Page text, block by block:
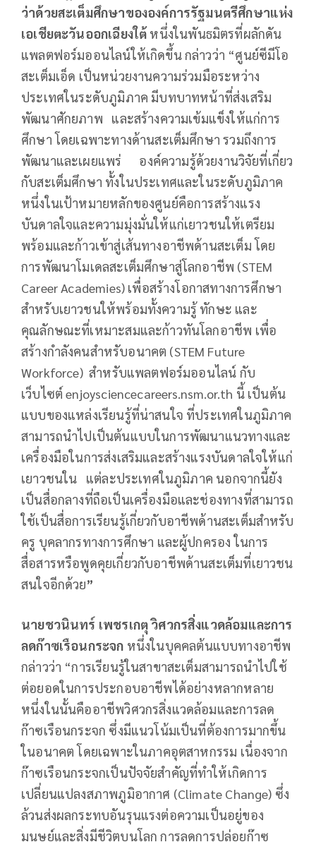
ว่าด้วยสะเต็มศึกษาขององค์การรัฐมนตรีศึกษาแห่ง
เอเชียตะวันออกเฉียงใต้ หนึ่งในพันธมิตรที่ผลักดัน
แพลตฟอร์มออนไลน์ให้เกิดขึ้น กล่าวว่า “ศูนย์ซีมีโอ
สะเต็มเอ็ด เป็นหน่วยงานความร่วมมือระหว่าง
ประเทศในระดับภูมิภาค มีบทบาทหน้าที่ส่งเสริม
พัฒนาศักยภาพ และสร้างความเข้มแข็งให้แก่การ
ศึกษา โดยเฉพาะทางด้านสะเต็มศึกษา รวมถึงการ
พัฒนาและเผยแพร่ องค์ความรู้ด้วยงานวิจัยที่เกี่ยว
กับสะเต็มศึกษา ทั้งในประเทศและในระดับภูมิภาค
หนึ่งในเป้าหมายหลักของศูนย์คือการสร้างแรง
บันดาลใจและความมุ่งมั่นให้แก่เยาวชนให้เตรียม
พร้อมและก้าวเข้าสู่เส้นทางอาชีพด้านสะเต็ม โดย
การพัฒนาโมเดลสะเต็มศึกษาสู่โลกอาชีพ (STEM
Career Academies) เพื่อสร้างโอกาสทางการศึกษา
สำหรับเยาวชนให้พร้อมทั้งความรู้ ทักษะ และ
คุณลักษณะที่เหมาะสมและก้าวทันโลกอาชีพ เพื่อ
สร้างกำลังคนสำหรับอนาคต (STEM Future
Workforce) สำหรับแพลตฟอร์มออนไลน์ กับ
เว็บไซต์ enjoysciencecareers.nsm.or.th นี้ เป็นต้น
แบบของแหล่งเรียนรู้ที่น่าสนใจ ที่ประเทศในภูมิภาค
สามารถนำไปเป็นต้นแบบในการพัฒนาแนวทางและ
เครื่องมือในการส่งเสริมและสร้างแรงบันดาลใจให้แก่
เยาวชนใน แต่ละประเทศในภูมิภาค นอกจากนี้ยัง
เป็นสื่อกลางที่ถือเป็นเครื่องมือและช่องทางที่สามารถ
ใช้เป็นสื่อการเรียนรู้เกี่ยวกับอาชีพด้านสะเต็มสำหรับ
ครู บุคลากรทางการศึกษา และผู้ปกครอง ในการ
สื่อสารหรือพูดคุยเกี่ยวกับอาชีพด้านสะเต็มที่เยาวชน
สนใจอีกด้วย”
นายชวนินทร์ เพชรเกตุ วิศวกรสิ่งแวดล้อมและการ
ลดก๊าซเรือนกระจก หนึ่งในบุคคลต้นแบบทางอาชีพ
กล่าวว่า “การเรียนรู้ในสาขาสะเต็มสามารถนำไปใช้
ต่อยอดในการประกอบอาชีพได้อย่างหลากหลาย
หนึ่งในนั้นคืออาชีพวิศวกรสิ่งแวดล้อมและการลด
ก๊าซเรือนกระจก ซึ่งมีแนวโน้มเป็นที่ต้องการมากขึ้น
ในอนาคต โดยเฉพาะในภาคอุตสาหกรรม เนื่องจาก
ก๊าซเรือนกระจกเป็นปัจจัยสำคัญที่ทำให้เกิดการ
เปลี่ยนแปลงสภาพภูมิอากาศ (Climate Change) ซึ่ง
ล้วนส่งผลกระทบอันรุนแรงต่อความเป็นอยู่ของ
มนุษย์และสิ่งมีชีวิตบนโลก การลดการปล่อยก๊าซ